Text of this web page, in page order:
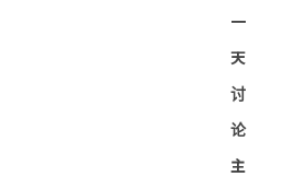
一
天
讨
论
主